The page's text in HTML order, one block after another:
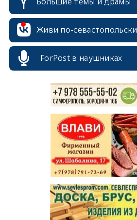
Живи по-севастопольски
ForPost в наушниках